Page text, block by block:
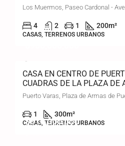
4 2 1 200m²
CASAS, TERRENOS URBANOS
CASA EN CENTRO DE
CUADRAS DE LA PLAZA DE
1 300m²
CASAS, TERRENOS URBANOS
$610,000,000